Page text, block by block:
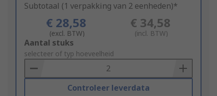
Subtotaal (1 verpakking van 2 eenheden)*
€ 28,58
(excl. BTW)
€ 34,58
(incl. BTW)
Add
to
Basket
Aantal stuks
selecteer of typ hoeveelheid
Controleer leverdata